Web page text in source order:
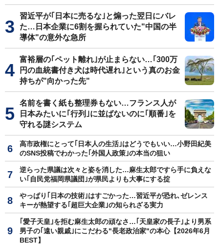
習近平が｢日本に売るな｣と煽った翌日にバレ
た…日本企業に6割を握られていた"中国の半
導体"の意外な急所
富裕層の｢ペット離れ｣が止まらない…｢300万
円の血統書付き犬は時代遅れ｣という真のお金
持ちが"向かった先"
名前を書く紙も整理券もない…フランス人が
日本みたいに｢行列｣に並ばないのに｢順番｣を
守れる謎システム
高市政権にとって｢日本人の生活｣はどうでもいい…小野田紀美
のSNS投稿でわかった｢外国人政策｣の本当の狙い
逆らった県議は次々と姿を消した…麻生太郎ですら手に負えな
い｢自民党福岡県議団｣が県民よりも大事にする掟
やっぱり｢日本の技術｣はすごかった…習近平が恐れ､ゼレンス
キーが熱望する｢超巨大企業｣の知られざる実力
｢愛子天皇｣を拒む麻生太郎の頑なさ…｢天皇家の長子｣より男系
男子の｢遠い親戚｣にこだわる"長老政治家"の本心【2026年6月
BEST】